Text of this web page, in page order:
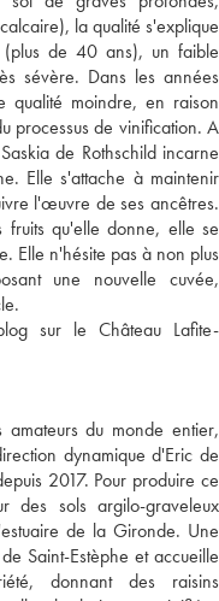
la qualité s'explique
de 40 ans), un faible
sévère. Dans les années
qualité moindre, en raison
processus de vinification. A
de Rothschild incarne
Elle s'attache à maintenir
l'œuvre de ses ancêtres.
qu'elle donne, elle se
Elle n'hésite pas à non plus
une nouvelle cuvée,
sur le Château Lafite-
du monde entier,
dynamique d'Eric de
2017. Pour produire ce
des sols argilo-graveleux
de la Gironde. Une
Saint-Estèphe et accueille
donnant des raisins